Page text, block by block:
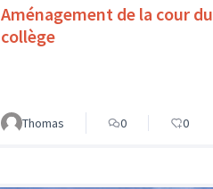
Aménagement de la cour du
collège
Thomas 0 0